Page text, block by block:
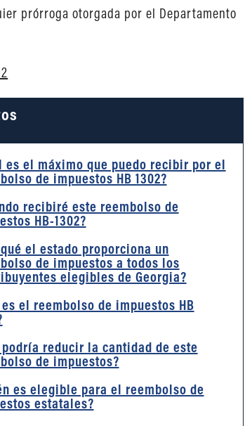
prórroga otorgada por el Departamento
es el máximo que puedo recibir por el
de impuestos HB 1302?
recibiré este reembolso de
HB-1302?
el estado proporciona un
de impuestos a todos los
elegibles de Georgia?
es el reembolso de impuestos HB
podría reducir la cantidad de este
de impuestos?
es elegible para el reembolso de
estatales?